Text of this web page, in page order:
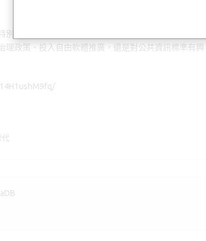
運用 AI 工具，將德國採用 ODF 的關鍵內容整理為一份
理政策、投入自由軟體推廣，還是對公共資訊標準有興